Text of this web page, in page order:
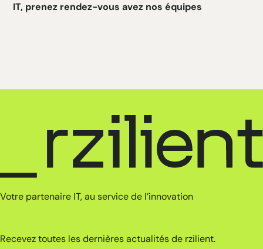
IT, prenez rendez-vous avez nos équipes
Votre partenaire IT, au service de l’innovation
Recevez toutes les dernières actualités de rzilient.